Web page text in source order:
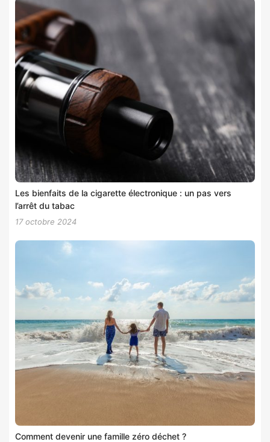
Les bienfaits de la cigarette électronique : un pas vers
l’arrêt du tabac
17 octobre 2024
Comment devenir une famille zéro déchet ?